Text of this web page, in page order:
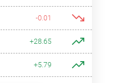
-0.01
+28.65
+5.79